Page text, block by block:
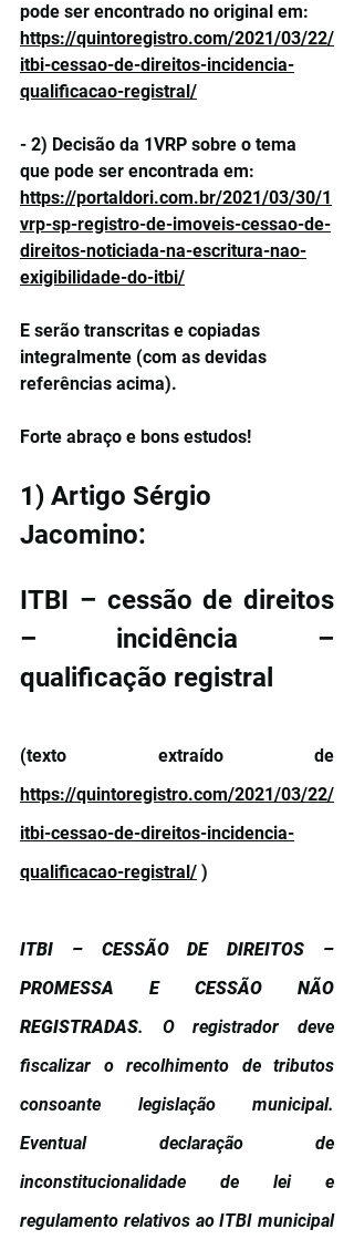
pode ser encontrado no original em:
https://quintoregistro.com/2021/03/22/
itbi-cessao-de-direitos-incidencia-
qualificacao-registral/
- 2) Decisão da 1VRP sobre o tema
que pode ser encontrada em:
https://portaldori.com.br/2021/03/30/1
vrp-sp-registro-de-imoveis-cessao-de-
direitos-noticiada-na-escritura-nao-
exigibilidade-do-itbi/
E serão transcritas e copiadas
integralmente (com as devidas
referências acima).
Forte abraço e bons estudos!
1) Artigo Sérgio
Jacomino:
ITBI – cessão de direitos
– incidência –
qualificação registral
https://quintoregistro.com/2021/03/22/
itbi-cessao-de-direitos-incidencia-
qualificacao-registral/ )
ITBI – CESSÃO DE DIREITOS –
PROMESSA E CESSÃO NÃO
REGISTRADAS. O registrador deve
fiscalizar o recolhimento de tributos
consoante legislação municipal.
Eventual declaração de
inconstitucionalidade de lei e
regulamento relativos ao ITBI municipal